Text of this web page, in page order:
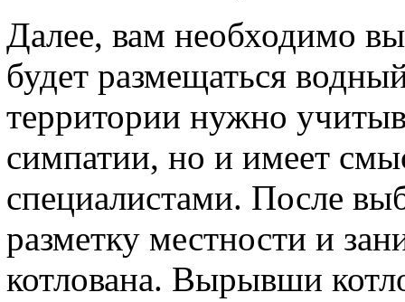
Далее, вам необходимо
будет размещаться
территории нужно
симпатии, но и имеет
специалистами. После
разметку местности и
котлована. Вырывши